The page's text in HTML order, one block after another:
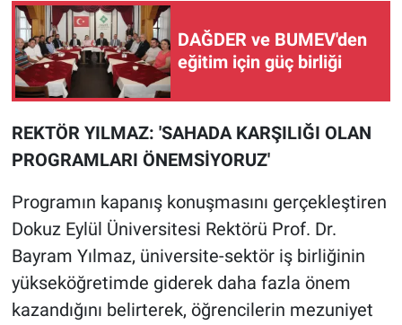
DAĞDER ve BUMEV'den
eğitim için güç birliği
REKTÖR YILMAZ: 'SAHADA KARŞILIĞI OLAN
PROGRAMLARI ÖNEMSİYORUZ'
Programın kapanış konuşmasını gerçekleştiren
Dokuz Eylül Üniversitesi Rektörü Prof. Dr.
Bayram Yılmaz, üniversite-sektör iş birliğinin
yükseköğretimde giderek daha fazla önem
kazandığını belirterek, öğrencilerin mezuniyet